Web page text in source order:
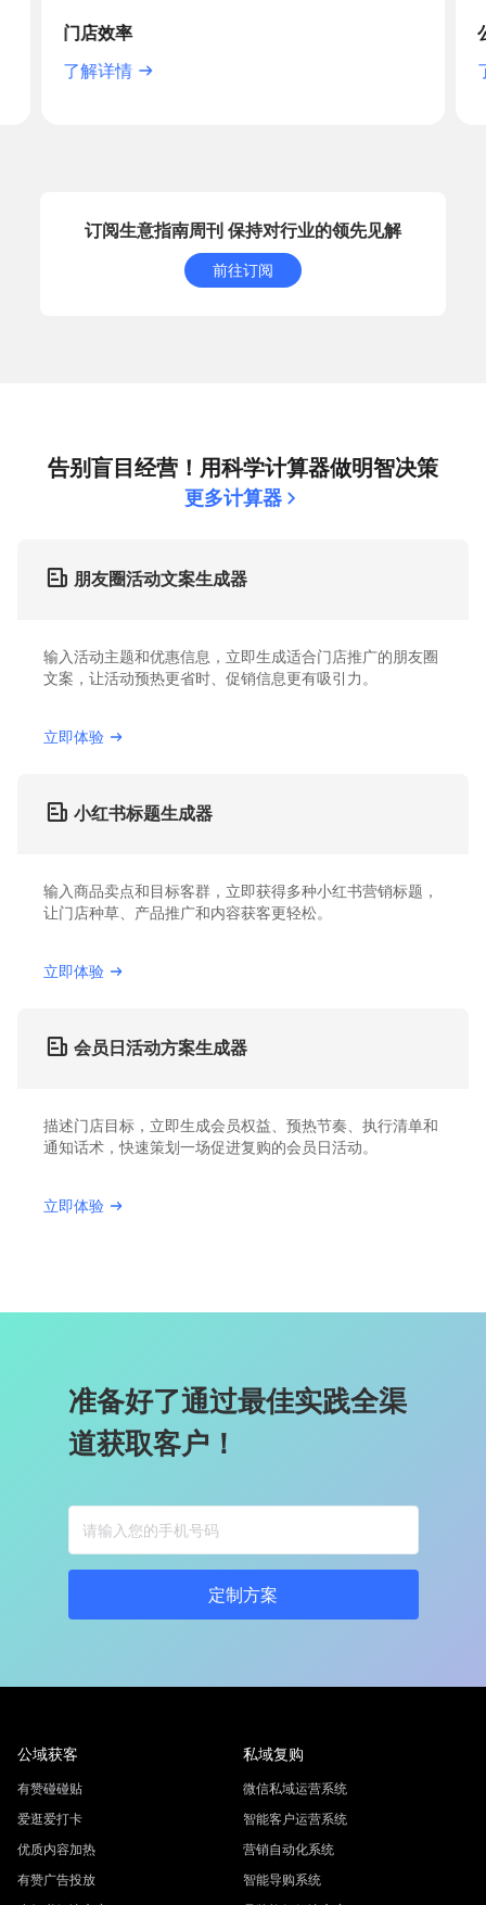
门店效率
了解详情
订阅生意指南周刊 保持对行业的领先见解
前往订阅
告别盲目经营！用科学计算器做明智决策
更多计算器
朋友圈活动文案生成器
输入活动主题和优惠信息，立即生成适合门店推广的朋友圈
文案，让活动预热更省时、促销信息更有吸引力。
立即体验
小红书标题生成器
输入商品卖点和目标客群，立即获得多种小红书营销标题，
让门店种草、产品推广和内容获客更轻松。
立即体验
会员日活动方案生成器
描述门店目标，立即生成会员权益、预热节奏、执行清单和
通知话术，快速策划一场促进复购的会员日活动。
立即体验
准备好了通过最佳实践全渠
道获取客户！
定制方案
公域获客
有赞碰碰贴
爱逛爱打卡
优质内容加热
有赞广告投放
私域复购
微信私域运营系统
智能客户运营系统
营销自动化系统
智能导购系统